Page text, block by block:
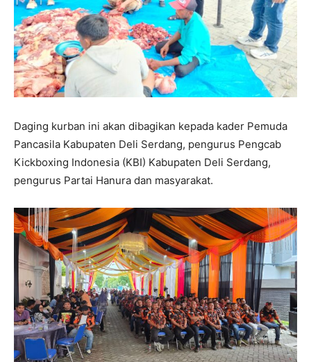
Daging kurban ini akan dibagikan kepada kader Pemuda
Pancasila Kabupaten Deli Serdang, pengurus Pengcab
Kickboxing Indonesia (KBI) Kabupaten Deli Serdang,
pengurus Partai Hanura dan masyarakat.